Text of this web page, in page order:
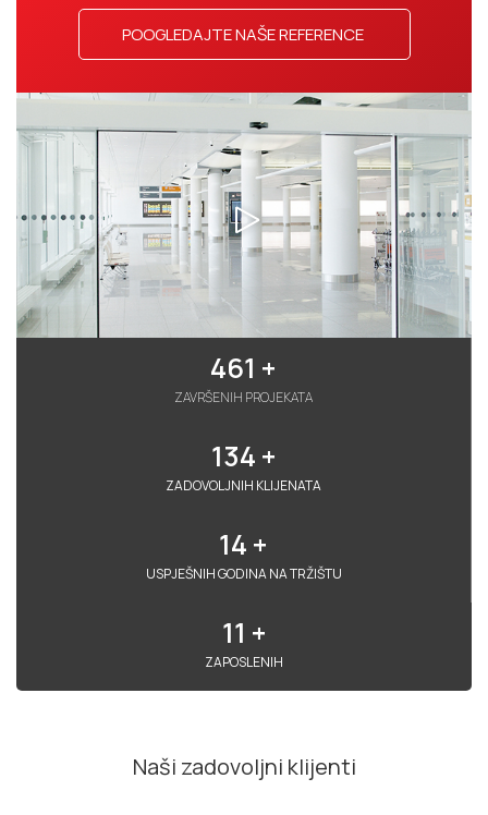
POOGLEDAJTE NAŠE REFERENCE
ZAVRŠENIH PROJEKATA
461 +
ZADOVOLJNIH KLIJENATA
134 +
USPJEŠNIH GODINA NA TRŽIŠTU
14 +
ZAPOSLENIH
11 +
Naši zadovoljni klijenti